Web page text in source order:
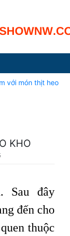
với món thịt heo
KHO
Sau đây
đến cho
thuộc